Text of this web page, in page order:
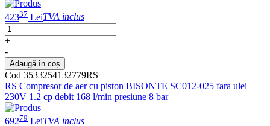
42337 LeiTVA inclus
+
-
Adaugă în coș
Cod 3533254132779RS
RS Compresor de aer cu piston BISONTE SC012-025 fara ulei
230V 1.2 cp debit 168 l/min presiune 8 bar
69279 LeiTVA inclus